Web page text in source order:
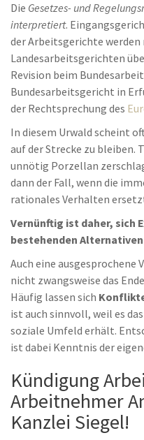
Die Gesetzes- und
interpretiert.
der Arbeitsgerichte werden
Landesarbeitsgerichten
Revision beim
Bundesarbeitsgericht in
der Rechtsprechung des
In diesem Urwald scheint
auf der Strecke zu bleiben.
unnötig Porzellan
dann der Fall, wenn die
rationales Verhalten
Vernünftig ist daher, sich
bestehenden
Auch eine ausgesprochene
nicht zwangsweise das
Häufig lassen sich
ist auch sinnvoll, weil es
soziale Umfeld erhält.
ist dabei Kenntnis der
Kündigung
Arbeitnehmer
Kanzlei Siegel!